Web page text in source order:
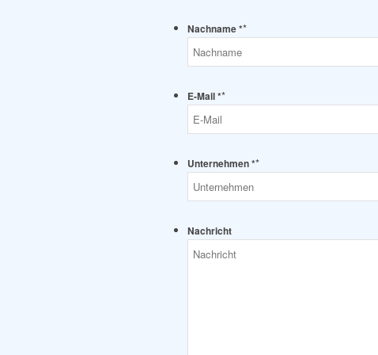
Nachname **
E-Mail **
Unternehmen **
Nachricht